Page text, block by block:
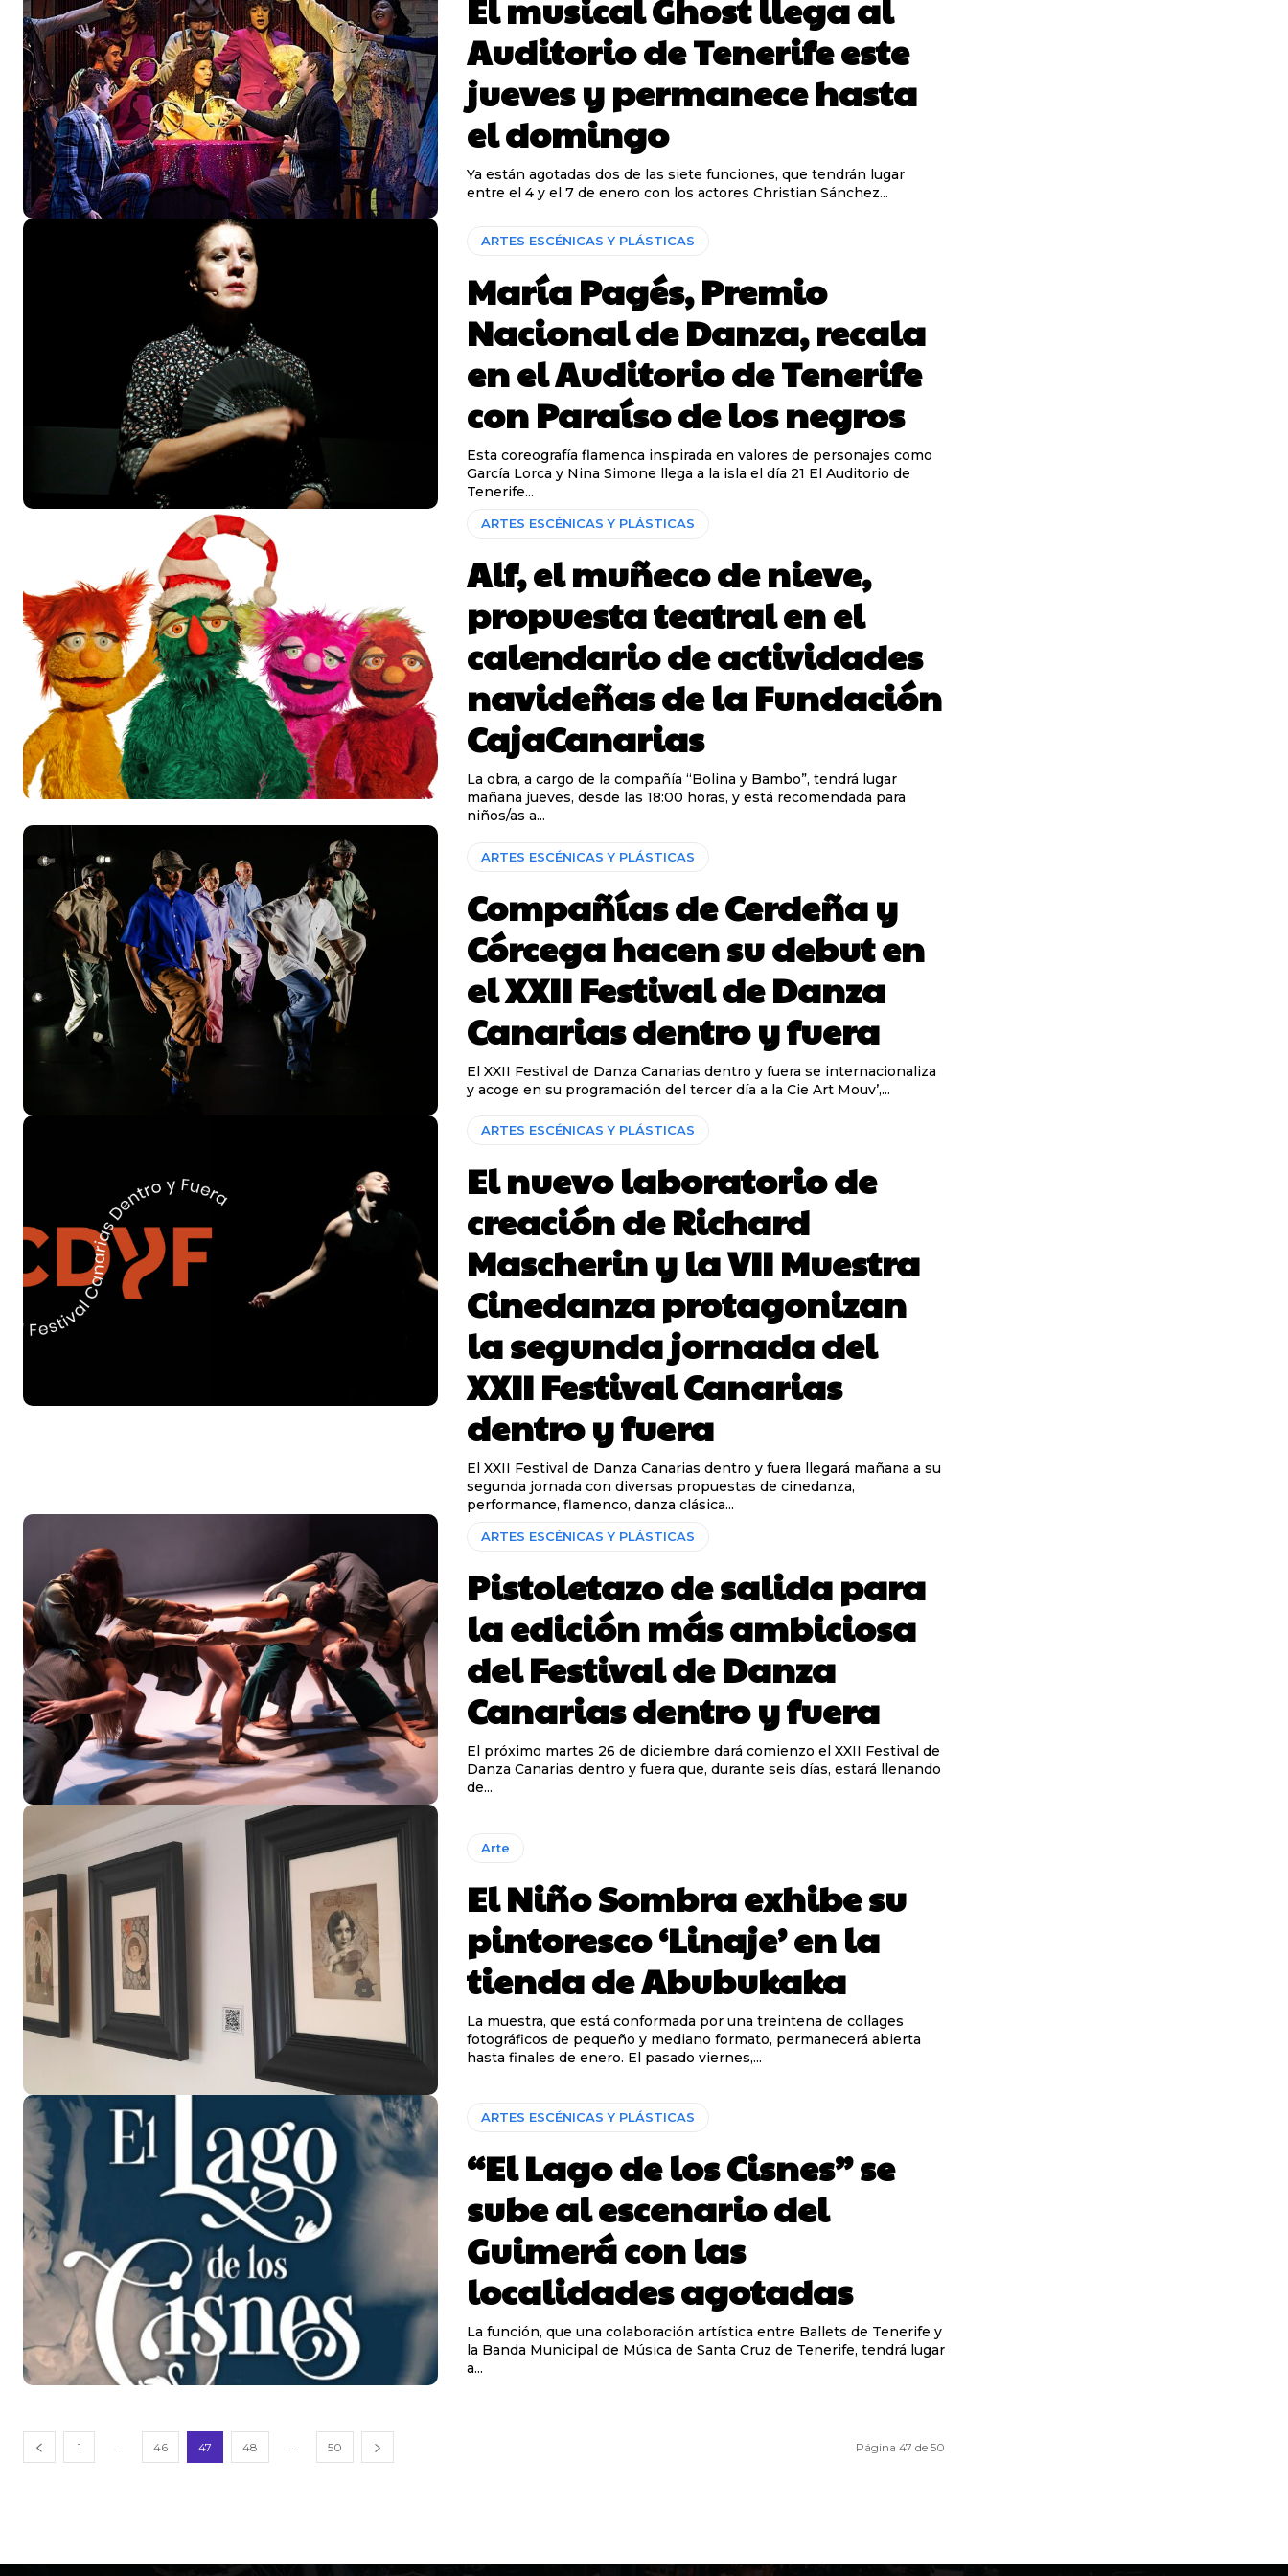
Auditorio de Tenerife este
jueves y permanece hasta
el domingo
Ya están agotadas dos de las siete funciones, que tendrán lugar
entre el 4 y el 7 de enero con los actores Christian Sánchez...
ARTES ESCÉNICAS Y PLÁSTICAS
María Pagés, Premio
Nacional de Danza, recala
en el Auditorio de Tenerife
con Paraíso de los negros
Esta coreografía flamenca inspirada en valores de personajes como
García Lorca y Nina Simone llega a la isla el día 21 El Auditorio de
Tenerife...
ARTES ESCÉNICAS Y PLÁSTICAS
Alf, el muñeco de nieve,
propuesta teatral en el
calendario de actividades
navideñas de la Fundación
CajaCanarias
La obra, a cargo de la compañía “Bolina y Bambo”, tendrá lugar
mañana jueves, desde las 18:00 horas, y está recomendada para
niños/as a...
ARTES ESCÉNICAS Y PLÁSTICAS
Compañías de Cerdeña y
Córcega hacen su debut en
el XXII Festival de Danza
Canarias dentro y fuera
El XXII Festival de Danza Canarias dentro y fuera se internacionaliza
y acoge en su programación del tercer día a la Cie Art Mouv’,...
ARTES ESCÉNICAS Y PLÁSTICAS
El nuevo laboratorio de
creación de Richard
Mascherin y la VII Muestra
Cinedanza protagonizan
la segunda jornada del
XXII Festival Canarias
dentro y fuera
El XXII Festival de Danza Canarias dentro y fuera llegará mañana a su
segunda jornada con diversas propuestas de cinedanza,
performance, flamenco, danza clásica...
ARTES ESCÉNICAS Y PLÁSTICAS
Pistoletazo de salida para
la edición más ambiciosa
del Festival de Danza
Canarias dentro y fuera
El próximo martes 26 de diciembre dará comienzo el XXII Festival de
Danza Canarias dentro y fuera que, durante seis días, estará llenando
de...
Arte
El Niño Sombra exhibe su
pintoresco ‘Linaje’ en la
tienda de Abubukaka
La muestra, que está conformada por una treintena de collages
fotográficos de pequeño y mediano formato, permanecerá abierta
hasta finales de enero. El pasado viernes,...
ARTES ESCÉNICAS Y PLÁSTICAS
“El Lago de los Cisnes” se
sube al escenario del
Guimerá con las
localidades agotadas
La función, que una colaboración artística entre Ballets de Tenerife y
la Banda Municipal de Música de Santa Cruz de Tenerife, tendrá lugar
a...
1 ... 46 47 48 ... 50 Página 47 de 50